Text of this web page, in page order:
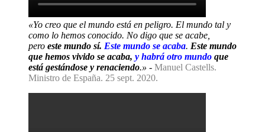
«Yo creo que el mundo está en peligro. El mundo tal y
como lo hemos conocido. No digo que se acabe,
pero este mundo sí. Este mundo se acaba. Este mundo
que hemos vivido se acaba, y habrá otro mundo que
está gestándose y renaciendo.» - Manuel Castells.
Ministro de España. 25 sept. 2020.